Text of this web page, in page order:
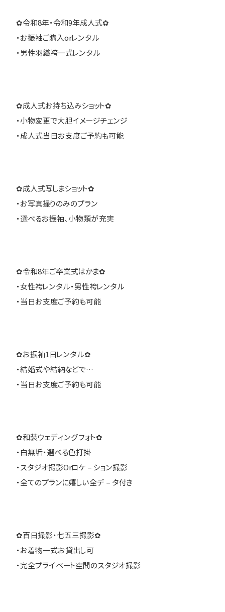
✿令和8年・令和9年成人式✿
・お振袖ご購入orレンタル
・男性羽織袴一式レンタル
✿成人式お持ち込みショット✿
・小物変更で大胆イメージチェンジ
・成人式当日お支度ご予約も可能
✿成人式写しまショット✿
・お写真撮りのみのプラン
・選べるお振袖、小物類が充実
✿令和8年ご卒業式はかま✿
・女性袴レンタル・男性袴レンタル
・当日お支度ご予約も可能
✿お振袖1日レンタル✿
・結婚式や結納などで…
・当日お支度ご予約も可能
✿和装ウェディングフォト✿
・白無垢・選べる色打掛
・スタジオ撮影Orロケ－ション撮影
・全てのプランに嬉しい全デ－タ付き
✿百日撮影・七五三撮影✿
・お着物一式お貸出し可
・完全プライベート空間のスタジオ撮影